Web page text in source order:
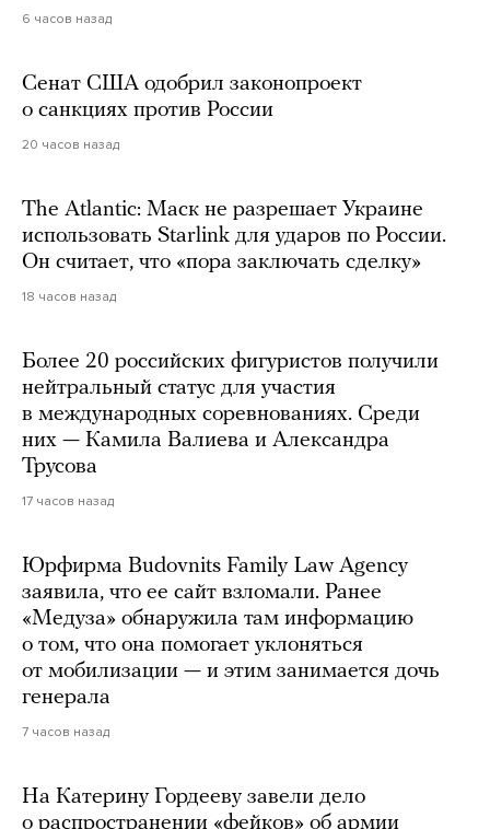
6 часов назад
Сенат США одобрил законопроект
о санкциях против России
20 часов назад
The Atlantic: Маск не разрешает Украине
использовать Starlink для ударов по России.
Он считает, что «пора заключать сделку»
18 часов назад
Более 20 российских фигуристов получили
нейтральный статус для участия
в международных соревнованиях. Среди
них — Камила Валиева и Александра
Трусова
17 часов назад
Юрфирма Budovnits Family Law Agency
заявила, что ее сайт взломали. Ранее
«Медуза» обнаружила там информацию
о том, что она помогает уклоняться
от мобилизации — и этим занимается дочь
генерала
7 часов назад
На Катерину Гордееву завели дело
о распространении «фейков» об армии